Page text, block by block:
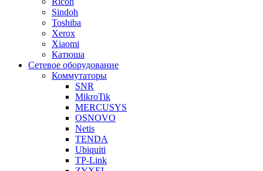
Sindoh
Toshiba
Xerox
Xiaomi
Катюша
Сетевое оборудование
Коммутаторы
SNR
MikroTik
MERCUSYS
OSNOVO
Netis
TENDA
Ubiquiti
TP-Link